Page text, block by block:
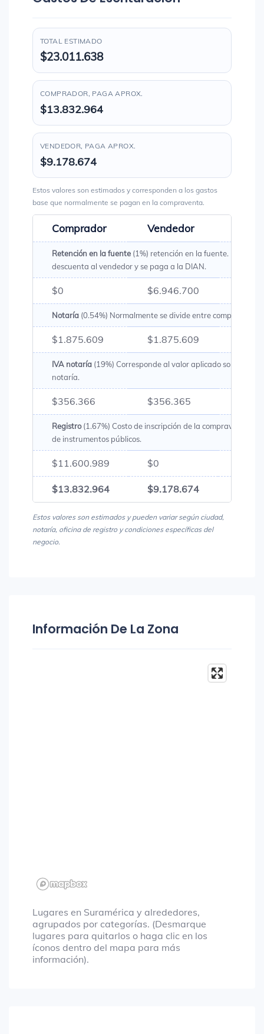
TOTAL ESTIMADO
$23.011.638
COMPRADOR, PAGA APROX.
$13.832.964
VENDEDOR, PAGA APROX.
$9.178.674
Estos valores son estimados y corresponden a los gastos
base que normalmente se pagan en la compraventa.
Comprador Vendedor
Retención en la fuente (1%) retención en la fuente. Es un
descuenta al vendedor y se paga a la DIAN.
$0 $6.946.700
Notaría (0.54%) Normalmente se divide entre comprador y
$1.875.609 $1.875.609
IVA notaría (19%) Corresponde al valor aplicado sobre los
notaría.
$356.366 $356.365
Registro(1.67%) Costo de inscripción de la compraventa en
de instrumentos públicos.
$11.600.989 $0
$13.832.964 $9.178.674
Estos valores son estimados y pueden variar según ciudad,
notaría, oficina de registro y condiciones específicas del
negocio.
Información De La Zona
Lugares en Suramérica y alrededores,
agrupados por categorías. (Desmarque
lugares para quitarlos o haga clic en los
íconos dentro del mapa para más
información).